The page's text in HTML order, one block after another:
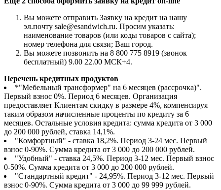
Вы можете отправить Заявку на кредит на нашу
эл.почту sale@esandwich.ru. Просим указать:
наименование товаров (или коды товаров с сайта);
номер телефона для связи; Ваш город.
Вы можете позвонить на 8 800 775 8919 (звонок
бесплатный) 9.00 22.00 МСК+4.
Перечень кредитных продуктов
*"Мебельный трансформер" на 6 месяцев (рассрочка)".
Первый взнос 0%. Период 6 месяцев. Организация
предоставляет Клиентам скидку в размере 4%, компенсируя
таким образом начисленные проценты по кредиту за 6
месяцев. Остальные условия кредита: сумма кредита от 3 000
до 200 000 рублей, ставка 14,1%.
"Комфортный" - ставка 18,2%. Период 3-24 мес. Первый
взнос 0-90%. Сумма кредита от 3 000 до 200 000 рублей.
"Удобный" - ставка 24,5%. Период 3-12 мес. Первый взнос
0-50%. Сумма кредита от 3 000 до 200 000 рублей.
"Стандартный кредит" - 24,95%. Период 3-12 мес. Первый
взнос 0-90%. Сумма кредита от 3 000 до 99 999 рублей.